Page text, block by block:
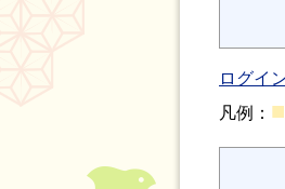
ログイ
凡例： ■